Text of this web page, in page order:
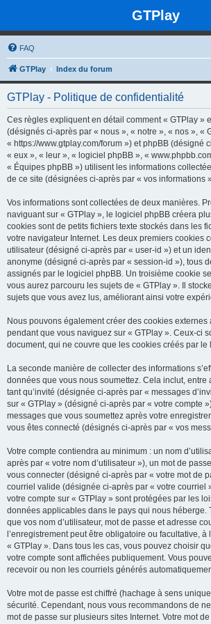
GTPlay
FAQ
GTPlay Index du forum
GTPlay - Politique de confidentialité
Ces règles expliquent en détail comment « GTPlay »
(désignés ci-après par « nous », « notre », « nos », «
« https://www.gtplay.com/forum ») et phpBB (désigné
« eux », « leur », « logiciel phpBB », «
« Équipes phpBB ») utilisent les informations
de ce site (désignées ci-après par « vos informations
Vos informations sont collectées de deux manières.
naviguant sur « GTPlay », le logiciel phpBB créera
cookies sont de petits fichiers texte stockés dans les
votre navigateur Internet. Les deux premiers cookies
utilisateur (désigné ci-après par « user-id ») et un
anonyme (désigné ci-après par « session-id »), tous
assignés par le logiciel phpBB. Un troisième cookie
vous aurez parcouru les sujets de « GTPlay ». Il
sujets que vous avez lus, améliorant ainsi votre
Nous pouvons également créer des cookies
pendant que vous naviguez sur « GTPlay ». Ceux-ci
document, qui ne couvre que les cookies créés par le
La seconde manière de collecter des informations
données que vous nous soumettez. Cela inclut, entre
tant qu’invité (désignée ci-après par « messages
sur « GTPlay » (désigné ci-après par « votre compte
messages que vous soumettez après votre
vous êtes connecté (désignés ci-après par « vos
Votre compte contiendra au minimum : un nom
après par « votre nom d’utilisateur »), un mot de
vous connecter (désigné ci-après par « votre mot de
courriel valide (désignée ci-après par « votre courriel
votre compte sur « GTPlay » sont protégées par les
données applicables dans le pays qui nous héberge.
que vos nom d’utilisateur, mot de passe et adresse
l’enregistrement peut être obligatoire ou facultative, à
« GTPlay ». Dans tous les cas, vous pouvez choisir
votre compte sont affichées publiquement. Vous
recevoir ou non les courriels générés
Votre mot de passe est chiffré (hachage à sens
sécurité. Cependant, nous vous recommandons de
mot de passe sur plusieurs sites Internet. Votre mot